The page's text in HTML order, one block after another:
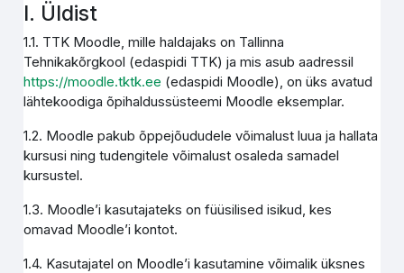
I. Üldist
1.1. TTK Moodle, mille haldajaks on Tallinna
Tehnikakõrgkool (edaspidi TTK) ja mis asub aadressil
https://moodle.tktk.ee (edaspidi Moodle), on üks avatud
lähtekoodiga õpihaldussüsteemi Moodle eksemplar.
1.2. Moodle pakub õppejõududele võimalust luua ja hallata
kursusi ning tudengitele võimalust osaleda samadel
kursustel.
1.3. Moodle’i kasutajateks on füüsilised isikud, kes
omavad Moodle’i kontot.
1.4. Kasutajatel on Moodle’i kasutamine võimalik üksnes